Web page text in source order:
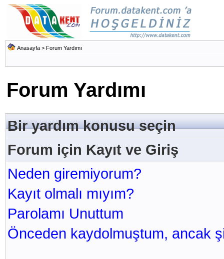
Anasayfa > Forum Yardımı
Forum Yardımı
Bir yardım konusu seçin
Forum için Kayıt ve Giriş
Neden giremiyorum?
Kayıt olmalı mıyım?
Parolamı Unuttum
Önceden kaydolmuştum, ancak